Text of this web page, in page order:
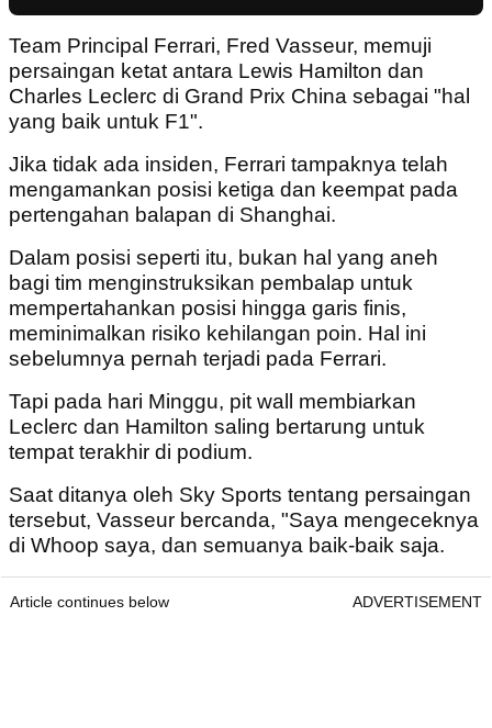
Team Principal Ferrari, Fred Vasseur, memuji
persaingan ketat antara Lewis Hamilton dan
Charles Leclerc di Grand Prix China sebagai "hal
yang baik untuk F1".
Jika tidak ada insiden, Ferrari tampaknya telah
mengamankan posisi ketiga dan keempat pada
pertengahan balapan di Shanghai.
Dalam posisi seperti itu, bukan hal yang aneh
bagi tim menginstruksikan pembalap untuk
mempertahankan posisi hingga garis finis,
meminimalkan risiko kehilangan poin. Hal ini
sebelumnya pernah terjadi pada Ferrari.
Tapi pada hari Minggu, pit wall membiarkan
Leclerc dan Hamilton saling bertarung untuk
tempat terakhir di podium.
Saat ditanya oleh Sky Sports tentang persaingan
tersebut, Vasseur bercanda, "Saya mengeceknya
di Whoop saya, dan semuanya baik-baik saja.
Article continues below ADVERTISEMENT